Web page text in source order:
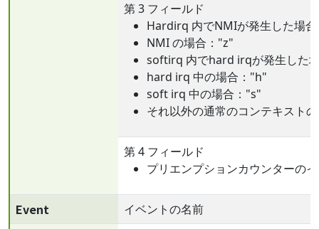
第 3 フィールド
Hardirq 内でNMIが発生した場
NMI の場合："z"
softirq 内でhard irqが発生した
hard irq 中の場合："h"
soft irq 中の場合："s"
それ以外の通常のコンテキスト
第 4 フィールド
プリエンプションカウンターの
Event イベントの名前